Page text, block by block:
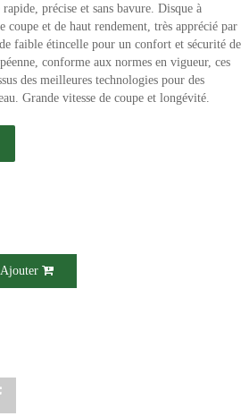
précise et sans bavure. Disque à
coupe et de haut rendement, très apprécié par
faible étincelle pour un confort et sécurité de
conforme aux normes en vigueur, ces
des meilleures technologies pour des
Grande vitesse de coupe et longévité.
Ajouter